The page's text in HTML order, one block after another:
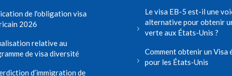
de l'obligation visa
2026
relative au
de visa diversité
d’immigration de
Le visa EB-5 est-il une
alternative pour obtenir
verte aux États-Unis ?
Comment obtenir un Visa
pour les États-Unis